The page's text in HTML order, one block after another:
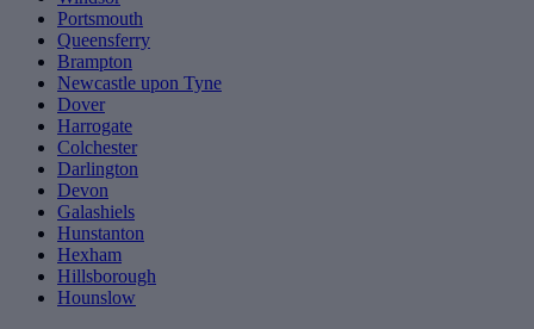
Portsmouth
Queensferry
Brampton
Newcastle upon Tyne
Dover
Harrogate
Colchester
Darlington
Devon
Galashiels
Hunstanton
Hexham
Hillsborough
Hounslow